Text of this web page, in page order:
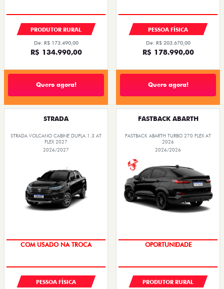
PRODUTOR RURAL
De: R$ 173.490,00
R$ 134.990,00
Quero agora!
PESSOA FÍSICA
De: R$ 203.670,00
R$ 178.990,00
Quero agora!
STRADA
STRADA VOLCANO CABINE DUPLA 1.3 AT
FLEX 2027
2026/2027
COM USADO NA TROCA
PESSOA FÍSICA
FASTBACK ABARTH
FASTBACK ABARTH TURBO 270 FLEX AT
2026
2026/2026
OPORTUNIDADE
PRODUTOR RURAL